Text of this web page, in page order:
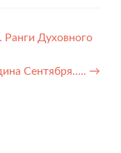
Духовного
Сентября….. →